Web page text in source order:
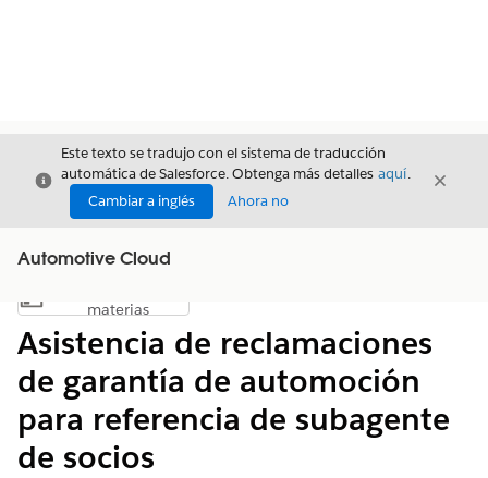
Cerrar
Este texto se tradujo con el sistema de traducción
automática de Salesforce. Obtenga más detalles aquí.
Cambiar a inglés
Ahora no
Cerrar
Automotive Cloud
Mostrar índice de materias
materias
Asistencia de reclamaciones
de garantía de automoción
para referencia de subagente
de socios